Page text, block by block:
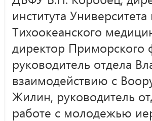
института
Тихоокеанского
директор
руководитель отдела
взаимодействию с
Жилин, руководитель
работе с молодежью